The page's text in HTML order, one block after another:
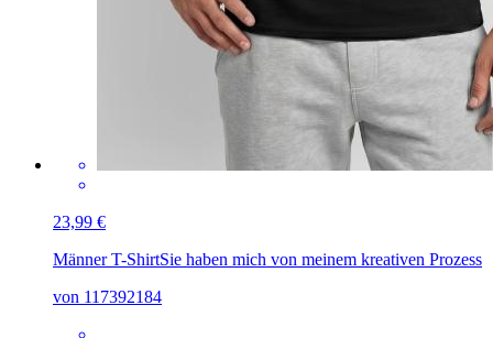
23,99 €
Männer T-ShirtSie haben mich von meinem kreativen Prozess
von 117392184